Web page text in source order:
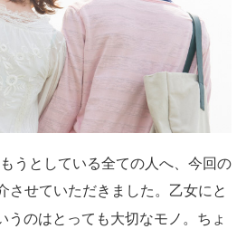
うとしている全ての人へ、今回の
させていただきました。乙女にと
うのはとっても大切なモノ。ちょ